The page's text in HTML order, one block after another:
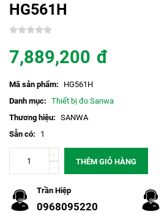
HG561H
7,889,200 đ
Mã sản phẩm:
HG561H
Danh mục: Thiết bị đo Sanwa
Thương hiệu: SANWA
Sẵn có:
1
THÊM GIỎ HÀNG
Trần Hiệp
0968095220